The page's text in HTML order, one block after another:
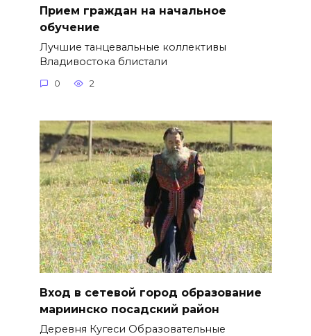
Прием граждан на начальное
обучение
Лучшие танцевальные коллективы
Владивостока блистали
0 2
Вход в сетевой город образование
мариинско посадский район
Деревня Кугеси Образовательные